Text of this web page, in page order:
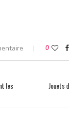
0
les
Jouets